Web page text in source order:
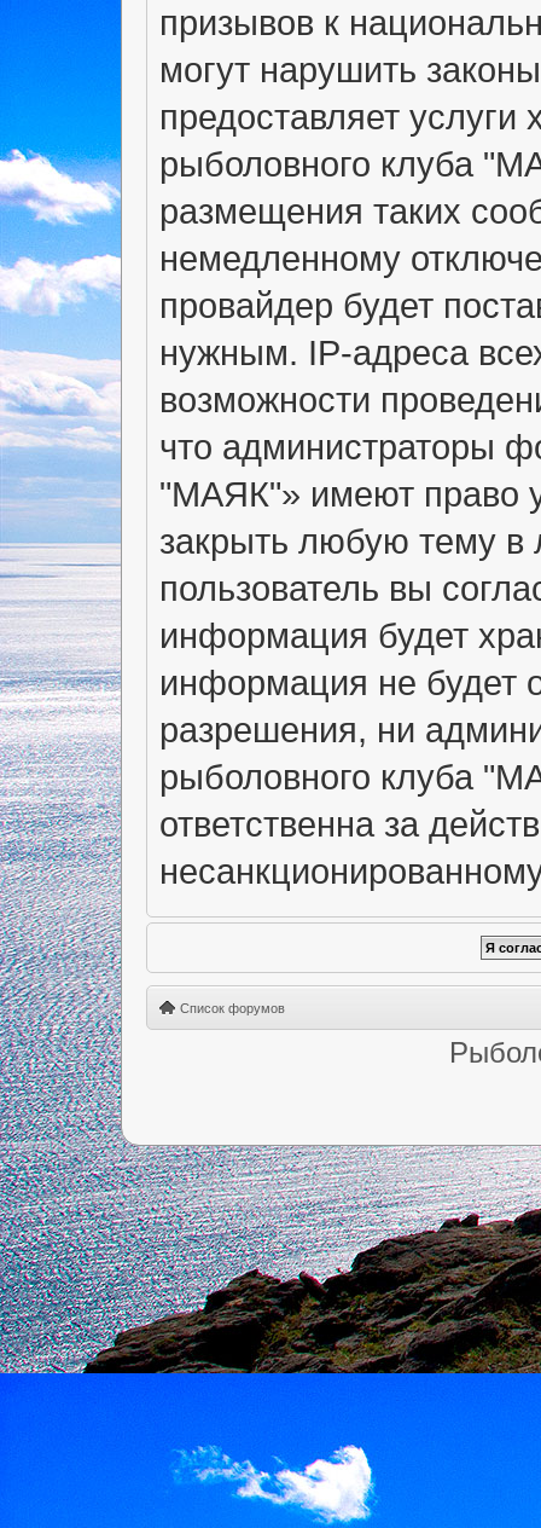
призывов к
могут нарушить
предоставляет
рыболовного клуба
размещения таких
немедленному
провайдер будет
нужным. IP-адреса
возможности
что администраторы
"МАЯК"» имеют право
закрыть любую тему
пользователь вы
информация будет
информация не будет
разрешения, ни
рыболовного клуба
ответственна за
Список форумов